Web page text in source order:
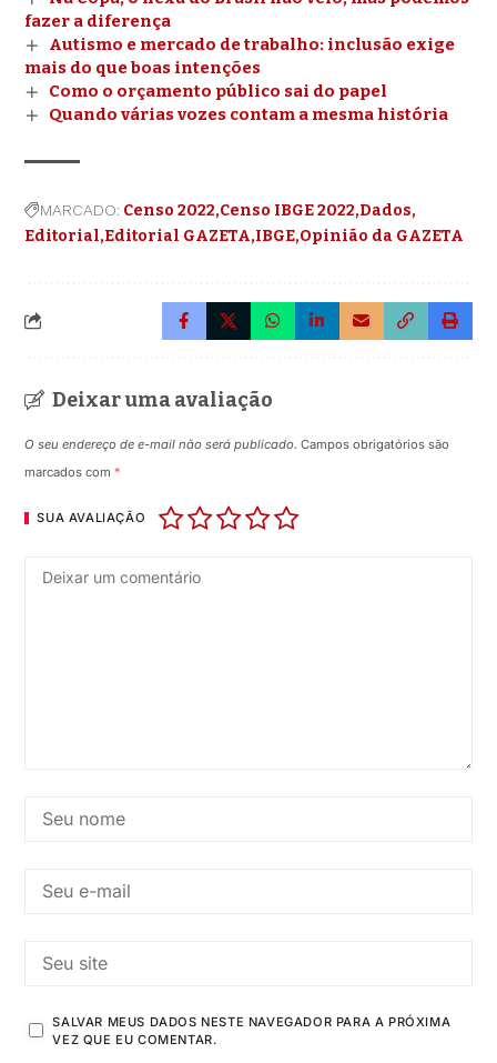
fazer a diferença
Autismo e mercado de trabalho: inclusão exige
mais do que boas intenções
Como o orçamento público sai do papel
Quando várias vozes contam a mesma história
MARCADO: Censo 2022 Censo IBGE 2022 Dados
Editorial Editorial GAZETA IBGE Opinião da GAZETA
Deixar uma avaliação
O seu endereço de e-mail não será publicado. Campos obrigatórios são
marcados com*
SUA AVALIAÇÃO
SALVAR MEUS DADOS NESTE NAVEGADOR PARA A PRÓXIMA
VEZ QUE EU COMENTAR.